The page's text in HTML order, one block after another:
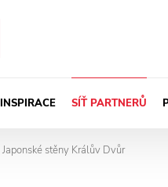
INSPIRACE SÍŤ PARTNERŮ
->
Japonské stěny Králův Dvůr